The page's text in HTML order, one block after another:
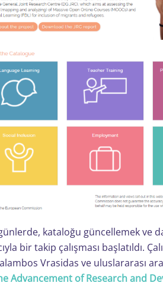
kataloğu güncellemek ve
bir takip çalışması başlatıldı.
Vrasidas ve uluslararası
Advancement of Research and